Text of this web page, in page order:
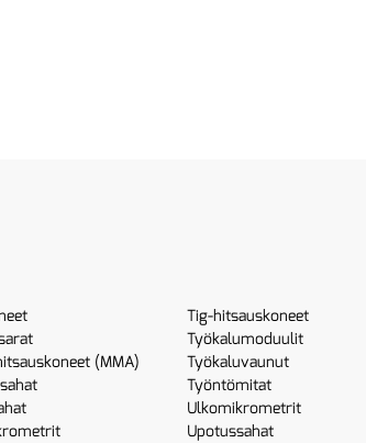
(MMA)
Tig-hitsauskoneet
Työkalumoduulit
Työkaluvaunut
Työntömitat
Ulkomikrometrit
Upotussahat